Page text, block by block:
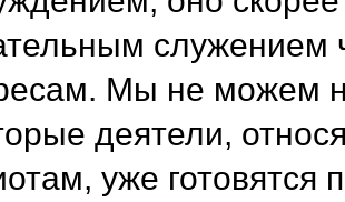
Мы не можем
деятели,
уже готовятся